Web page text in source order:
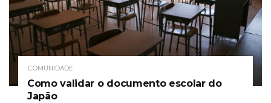
COMUNIDADE
Como validar o documento escolar do
Japão